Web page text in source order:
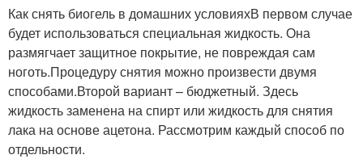
Как снять биогель в домашних условияхВ первом случае
будет использоваться специальная жидкость. Она
размягчает защитное покрытие, не повреждая сам
ноготь.Процедуру снятия можно произвести двумя
способами.Второй вариант – бюджетный. Здесь
жидкость заменена на спирт или жидкость для снятия
лака на основе ацетона. Рассмотрим каждый способ по
отдельности.